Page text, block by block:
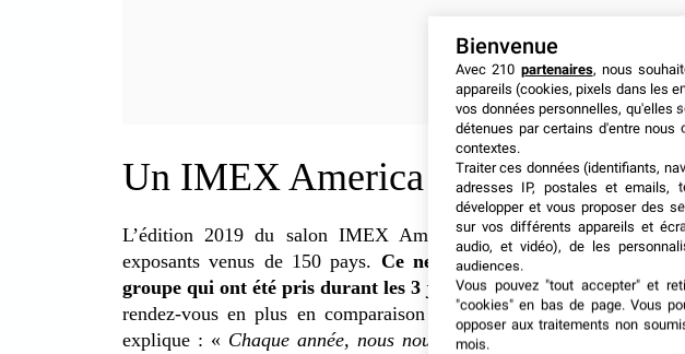
Un IMEX America 2019 de tous
L’édition 2019 du salon IMEX America a attire 14.000
exposants venus de 150 pays. Ce ne sont pas moins de 76.000
groupe qui ont été pris durant les 3 jours de cet événement. Cela
rendez-vous en plus en comparaison de l’an passe. Ray Bloom,
explique : « Chaque année, nous nous efforçons d’être notre
Bienvenue
Avec 210 partenaires, nous
appareils (cookies, pixels dans les
vos données personnelles, qu'elles
détenues par certains d'entre nous
contextes.
Traiter ces données (identifiants,
adresses IP, postales et emails,
développer et vous proposer des
sur vos différents appareils et
audio, et vidéo), de les
audiences.
Vous pouvez "tout accepter" et
"cookies" en bas de page. Vous
opposer aux traitements non
mois.